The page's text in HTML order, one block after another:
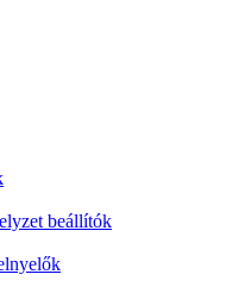
beállítók